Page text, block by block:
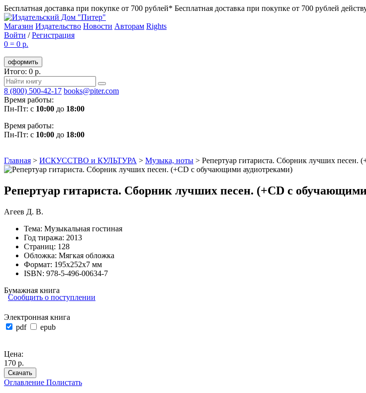
Бесплатная доставка при покупке от 700 рублей* Бесплатная доставка при покупке от 700 рублей
Магазин Издательство Новости Авторам Rights
Войти /Регистрация
0 = 0 р.
оформить
Итого: 0 р.
8 (800) 500-42-17 books@piter.com
Время работы:
Пн-Пт: с 10:00 до 18:00
Время работы:
Пн-Пт: с 10:00 до 18:00
Главная > ИСКУССТВО и КУЛЬТУРА > Музыка, ноты > Репертуар гитариста. Сборник лучших песен.
Репертуар гитариста. Сборник лучших песен. (+CD с
Агеев Д. В.
Тема: Музыкальная гостиная
Год тиража: 2013
Страниц: 128
Обложка: Мягкая обложка
Формат: 195х252х7 мм
ISBN: 978-5-496-00634-7
Бумажная книга
Сообщить о поступлении
Электронная книга
pdf
epub
Цена:
170 р.
Скачать
Оглавление Полистать